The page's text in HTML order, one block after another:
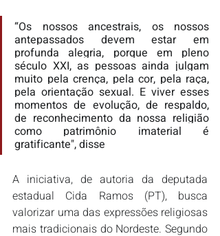
“Os nossos ancestrais, os nossos
antepassados devem estar em
profunda alegria, porque em pleno
século XXI, as pessoas ainda julgam
muito pela crença, pela cor, pela raça,
pela orientação sexual. E viver esses
momentos de evolução, de respaldo,
de reconhecimento da nossa religião
como patrimônio imaterial é
gratificante", disse
A iniciativa, de autoria da deputada
estadual Cida Ramos (PT), busca
valorizar uma das expressões religiosas
mais tradicionais do Nordeste. Segundo